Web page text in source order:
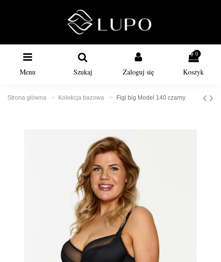
Menu Szukaj Zaloguj się
0
Koszyk
Strona główna Kolekcja bazowa Figi big Model 140 czarny